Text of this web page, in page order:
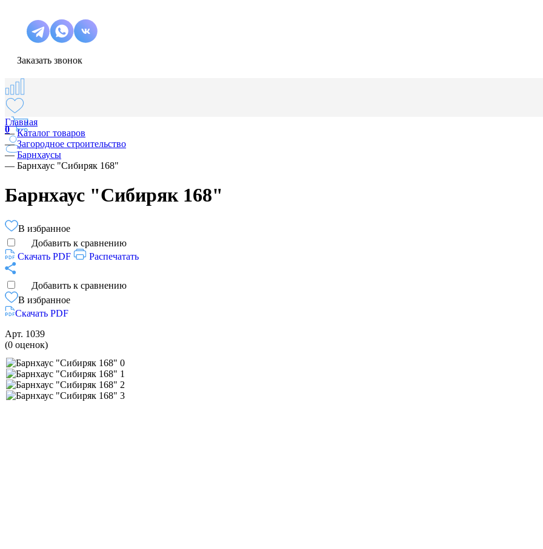
Заказать звонок
0
Главная
—Каталог товаров
—Загородное строительство
—Барнхаусы
— Барнхаус "Сибиряк 168"
Барнхаус "Сибиряк 168"
В избранное
Добавить к сравнению
Скачать PDF
Распечатать
Добавить к сравнению
В избранное
Скачать PDF
Арт. 1039
(0 оценок)